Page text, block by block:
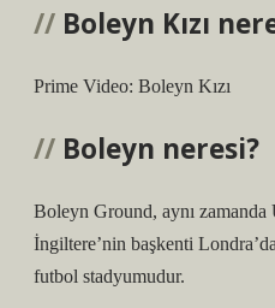
Boleyn Kızı
Prime Video: Boleyn Kızı
Boleyn neresi?
Boleyn Ground, aynı
İngiltere’nin başkenti
futbol stadyumudur.